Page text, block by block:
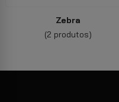
Zebra
(2 produtos)